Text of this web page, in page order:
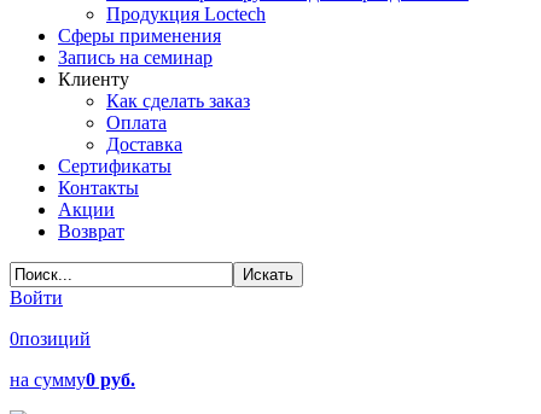
Продукция Loctech
Сферы применения
Запись на семинар
Клиенту
Как сделать заказ
Оплата
Доставка
Сертификаты
Контакты
Акции
Возврат
Войти
0позиций
на сумму0 руб.